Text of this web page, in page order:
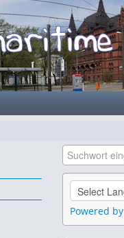
Powered by